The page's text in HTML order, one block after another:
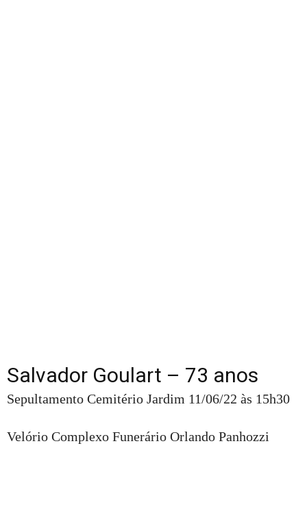
Salvador Goulart – 73 anos
Sepultamento Cemitério Jardim 11/06/22 às 15h30
Velório Complexo Funerário Orlando Panhozzi